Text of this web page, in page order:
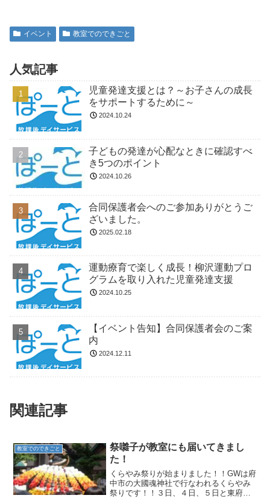
イベント 教室でのできごと
人気記事
児童発達支援とは？～お子さんの成長
をサポートするために～
2024.10.24
子どもの発達が心配なときに確認すべ
き5つのポイント
2024.10.26
合同保護者会へのご参加ありがとうご
ざいました。
2025.02.18
運動療育で楽しく成長！柳沢運動プロ
グラムを取り入れた児童発達支援
2024.10.25
【イベント告知】合同保護者会のご案
内
2024.12.11
関連記事
教室でのできごと
祭囃子が教室にも届いてきまし
た！
くらやみ祭りが始まりました！！GWは府
中市の大國魂神社で行なわれるくらやみ
祭りです！！３日、４日、５日と東府中